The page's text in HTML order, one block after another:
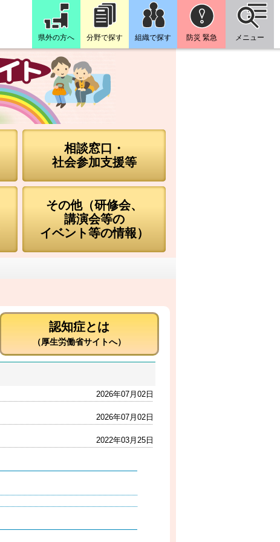
県外の方へ 分野で探す 組織で探す 防災 緊急 メニュー
相談窓口・
社会参加支援等
その他（研修会、
講演会等の
イベント等の情報）
認知症とは
（厚生労働省サイトへ）
2026年07月02日
2026年07月02日
2022年03月25日